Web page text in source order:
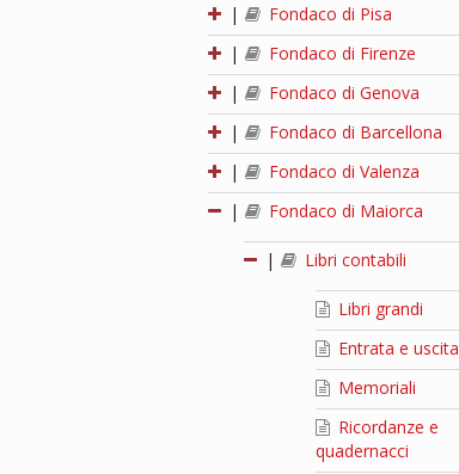
|
Fondaco di Pisa
|
Fondaco di Firenze
|
Fondaco di Genova
|
Fondaco di Barcellona
|
Fondaco di Valenza
|
Fondaco di Maiorca
| Libri contabili
Libri grandi
Entrata e uscita
Memoriali
Ricordanze e
quadernacci